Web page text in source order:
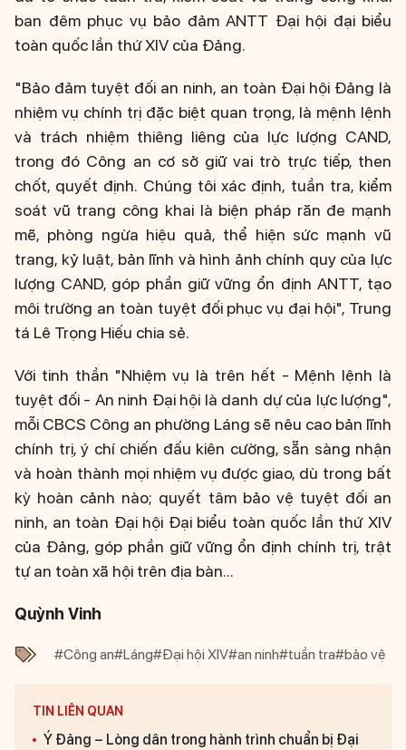
ban đêm phục vụ bảo đảm ANTT Đại hội đại biểu
toàn quốc lần thứ XIV của Đảng.
"Bảo đảm tuyệt đối an ninh, an toàn Đại hội Đảng là
nhiệm vụ chính trị đặc biệt quan trọng, là mệnh lệnh
và trách nhiệm thiêng liêng của lực lượng CAND,
trong đó Công an cơ sở giữ vai trò trực tiếp, then
chốt, quyết định. Chúng tôi xác định, tuần tra, kiểm
soát vũ trang công khai là biện pháp răn đe mạnh
mẽ, phòng ngừa hiệu quả, thể hiện sức mạnh vũ
trang, kỷ luật, bản lĩnh và hình ảnh chính quy của lực
lượng CAND, góp phần giữ vững ổn định ANTT, tạo
môi trường an toàn tuyệt đối phục vụ đại hội", Trung
tá Lê Trọng Hiếu chia sẻ.
Với tinh thần "Nhiệm vụ là trên hết - Mệnh lệnh là
tuyệt đối - An ninh Đại hội là danh dự của lực lượng",
mỗi CBCS Công an phường Láng sẽ nêu cao bản lĩnh
chính trị, ý chí chiến đấu kiên cường, sẵn sàng nhận
và hoàn thành mọi nhiệm vụ được giao, dù trong bất
kỳ hoàn cảnh nào; quyết tâm bảo vệ tuyệt đối an
ninh, an toàn Đại hội Đại biểu toàn quốc lần thứ XIV
của Đảng, góp phần giữ vững ổn định chính trị, trật
tự an toàn xã hội trên địa bàn...
Quỳnh Vinh
#Công an#Láng#Đại hội XIV#an ninh#tuần tra#bảo vệ
TIN LIÊN QUAN
Ý Đảng – Lòng dân trong hành trình chuẩn bị Đại